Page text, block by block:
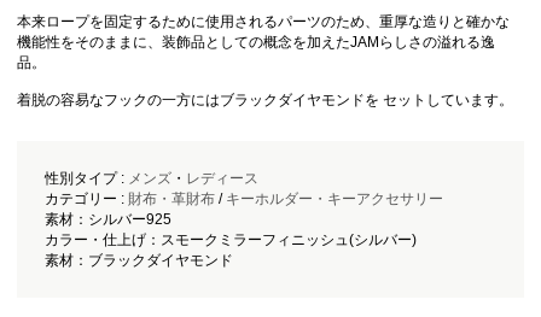
本来ロープを固定するために使用されるパーツのため、重厚な造りと確かな
機能性をそのままに、装飾品としての概念を加えたJAMらしさの溢れる逸
品。
着脱の容易なフックの一方にはブラックダイヤモンドを セットしています。
性別タイプ : メンズ・ レディース
カテゴリー : 財布・革財布/ キーホルダー・キーアクセサリー
素材：シルバー925
カラー・仕上げ：スモークミラーフィニッシュ(シルバー)
素材：ブラックダイヤモンド